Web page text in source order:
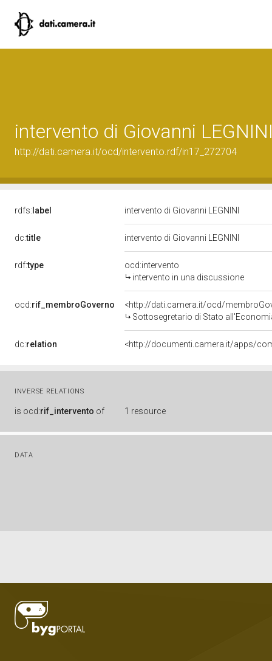
intervento di Giovanni
http://dati.camera.it/ocd/intervento.rdf/in17_272704
rdfs: label intervento di Giovanni LEGNINI
dc:title intervento di Giovanni LEGNINI
rdf:type
ocd:intervento
intervento in una discussione
ocd:rif_membroGoverno
<http://dati.camera.it/ocd/
Sottosegretario di Stato
dc:relation
INVERSE RELATIONS
is ocd:rif_intervento of 1 resource
DATA